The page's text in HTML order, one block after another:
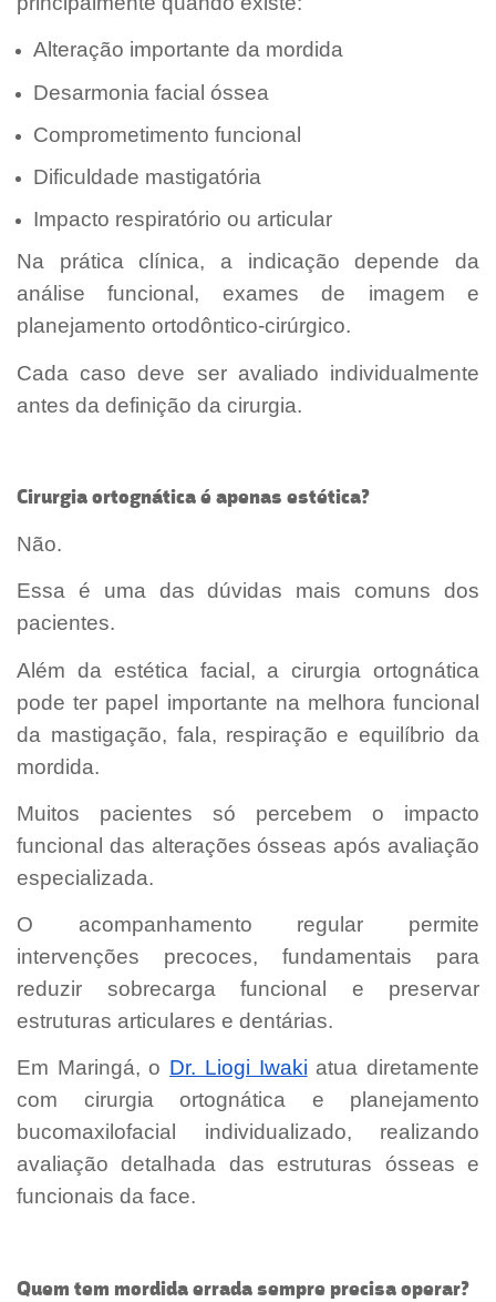
Alteração importante da mordida
Desarmonia facial óssea
Comprometimento funcional
Dificuldade mastigatória
Impacto respiratório ou articular
Na prática clínica, a indicação depende da
análise funcional, exames de imagem e
planejamento ortodôntico-cirúrgico.
Cada caso deve ser avaliado individualmente
antes da definição da cirurgia.
Cirurgia ortognática é apenas estética?
Não.
Essa é uma das dúvidas mais comuns dos
pacientes.
Além da estética facial, a cirurgia ortognática
pode ter papel importante na melhora funcional
da mastigação, fala, respiração e equilíbrio da
mordida.
Muitos pacientes só percebem o impacto
funcional das alterações ósseas após avaliação
especializada.
O acompanhamento regular permite
intervenções precoces, fundamentais para
reduzir sobrecarga funcional e preservar
estruturas articulares e dentárias.
Em Maringá, o Dr. Liogi Iwaki atua diretamente
com cirurgia ortognática e planejamento
bucomaxilofacial individualizado, realizando
avaliação detalhada das estruturas ósseas e
funcionais da face.
Quem tem mordida errada sempre precisa operar?